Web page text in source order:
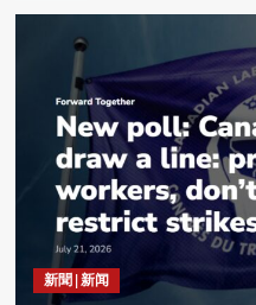
新聞 | 新闻